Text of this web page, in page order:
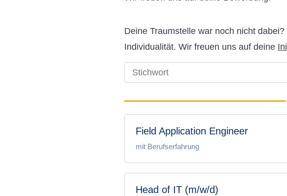
Deine Traumstelle war noch nicht
Individualität. Wir freuen uns auf deine
Field Application Engineer
mit Berufserfahrung
Head of IT (m/w/d)